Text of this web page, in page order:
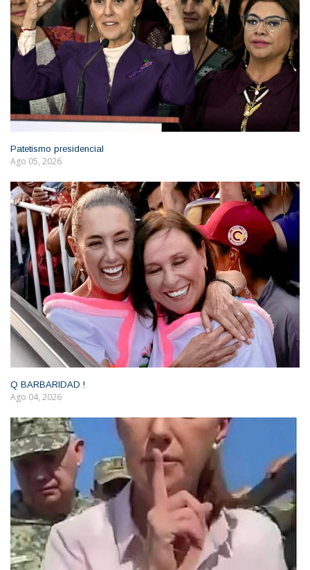
Patetismo presidencial
Ago 05, 2026
Q BARBARIDAD !
Ago 04, 2026